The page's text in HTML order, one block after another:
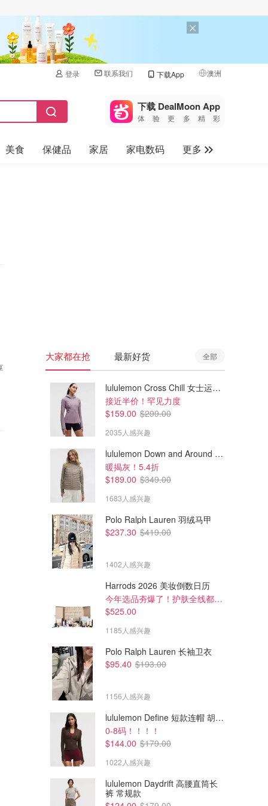
登录 联系我们 下载App 澳洲
🇺🇸
🇨🇳 中国
🇨🇦加拿大
下载 DealMoon App
体验更多精彩
美食 保健品 家居 家电数码
更多
大家都在抢 最新好货 全部
lululemon Cross Chill 女士运动外套
接近半价！罕见力度
$159.00 $299.00
2035人感兴趣
lululemon Down and Around 羽绒夹克
暖揭灰！5.4折
$189.00 $349.00
1683人感兴趣
Polo Ralph Lauren 羽绒马甲
$237.30 $419.00
1402人感兴趣
Harrods 2026 美妆倒数日历
今年选品夯爆了！护肤全线都很绝
$525.00
1185人感兴趣
Polo Ralph Lauren 长袖卫衣
$95.40 $193.00
1156人感兴趣
lululemon Define 短款连帽 胡桃棕
0-8码！！！！
$144.00 $179.00
1022人感兴趣
lululemon Daydrift 高腰直筒长
裤 常规款